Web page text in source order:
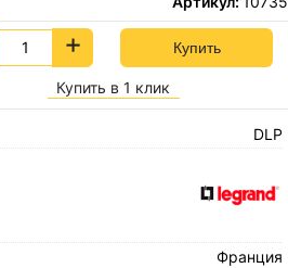
+
Купить в 1 клик
DLP
Франция